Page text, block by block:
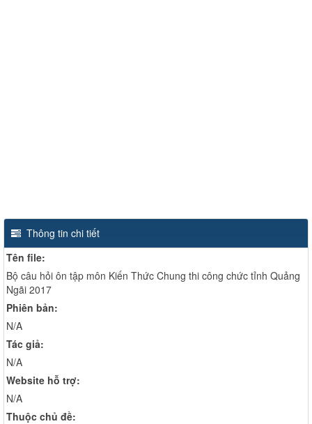
Thông tin chi tiết
Tên file:
Bộ câu hỏi ôn tập môn Kiến Thức Chung thi công chức tỉnh Quảng
Ngãi 2017
Phiên bản:
N/A
Tác giả:
N/A
Website hỗ trợ:
N/A
Thuộc chủ đề: